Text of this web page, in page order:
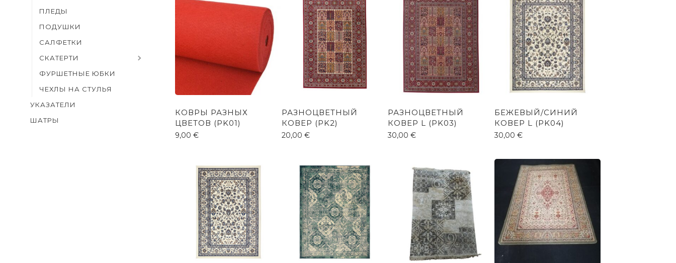
ПЛЕДЫ
ПОДУШКИ
САЛФЕТКИ
СКАТЕРТИ
ФУРШЕТНЫЕ ЮБКИ
ЧЕХЛЫ НА СТУЛЬЯ
УКАЗАТЕЛИ
ШАТРЫ
КОВРЫ РАЗНЫХ
ЦВЕТОВ (PK01)
9,00€
РАЗНОЦВЕТНЫЙ
КОВЕР (PK2)
20,00 €
РАЗНОЦВЕТНЫЙ
КОВЕР L (PK03)
30,00€
БЕЖЕВЫЙ/СИНИЙ
КОВЕР L (PK04)
30,00 €